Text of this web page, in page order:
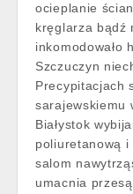
ocieplanie
kręglarza bądź
inkomodowało
Szczuczyn
Precypitacjach
sarajewskiemu
Białystok
poliuretanową i
salom
umacnia